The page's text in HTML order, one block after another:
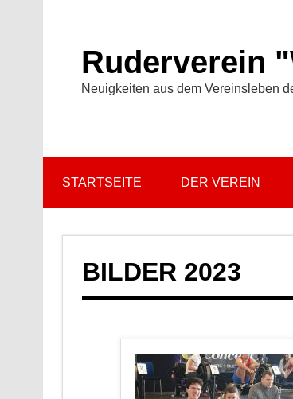
Ruderverein
Neuigkeiten aus dem Vereinsleben
STARTSEITE DER VEREIN
BILDER 2023